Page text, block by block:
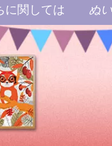
に関しては ぬ